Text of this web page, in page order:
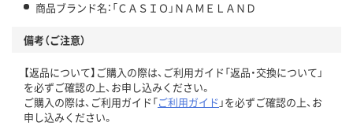
商品ブランド名：「ＣＡＳＩＯ」ＮＡＭＥＬＡＮＤ
備考（ご注意）
【返品について】ご購入の際は、ご利用ガイド「返品・交換について」
を必ずご確認の上、お申し込みください。
ご購入の際は、ご利用ガイド「ご利用ガイド 」を必ずご確認の上、お
申し込みください。